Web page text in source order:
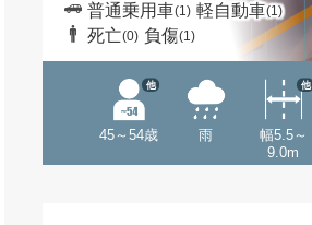
普通乗用車(1) 軽自動車(1)
死亡(0) 負傷(1)
45～54歳
他
雨
幅5.5～
9.0m
他